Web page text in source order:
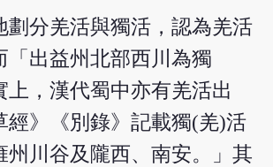
劃分羌活與獨活，認為羌活
「出益州北部西川為獨
上，漢代蜀中亦有羌活出
經》《別錄》記載獨(羌)活
州川谷及隴西、南安。」其